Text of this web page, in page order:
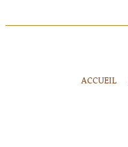
ACCUEIL